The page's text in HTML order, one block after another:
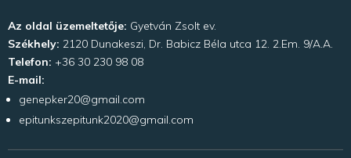
Az oldal üzemeltetője: Gyetván Zsolt ev.
Székhely: 2120 Dunakeszi, Dr. Babicz Béla utca 12. 2.Em. 9/A.A.
Telefon: +36 30 230 98 08
E-mail:
genepker20@gmail.com
epitunkszepitunk2020@gmail.com